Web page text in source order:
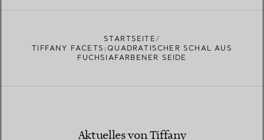
STARTSEITE
TIFFANY FACETS:QUADRATISCHER SCHAL AUS
FUCHSIAFARBENER SEIDE
Aktuelles von Tiffany